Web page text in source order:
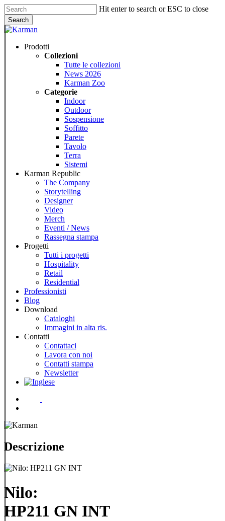
Skip
to
main
content
Hit enter to search or ESC to close
Search
Close
Menu
Prodotti
Collezioni
Tutte le collezioni
News 2026
Karman Zoo
Categorie
Indoor
Outdoor
Sospensione
Soffitto
Parete
Tavolo
Terra
Sistemi
Karman Republic
The Company
Storytelling
Designer
Video
Merch
Eventi / News
Rassegna stampa
Progetti
Tutti i progetti
Hospitality
Retail
Residential
Professionisti
Blog
Download
Cataloghi
Immagini in alta ris.
Contatti
Contattaci
Lavora con noi
Contatti stampa
Newsletter
Descrizione
Nilo:
HP211 GN INT